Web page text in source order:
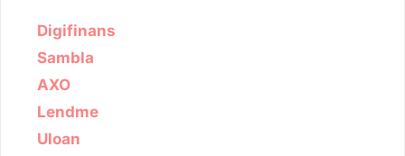
Digifinans
Sambla
AXO
Lendme
Uloan